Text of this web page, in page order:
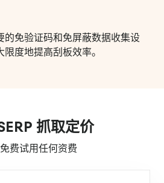
的免验证码和免屏蔽数据收集设
度地提高刮板效率。
抓取定价
费试用任何资费